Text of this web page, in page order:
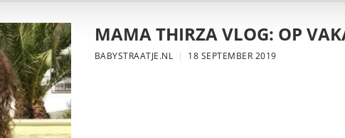
MAMA THIRZA VLOG: OP
BABYSTRAATJE.NL 18 SEPTEMBER 2019